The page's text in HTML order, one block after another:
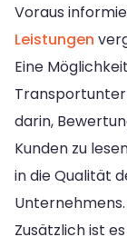
Voraus
Leistungen
Eine
darin,
Kunden zu
in die Qualität
Unternehmens.
Zusätzlich ist